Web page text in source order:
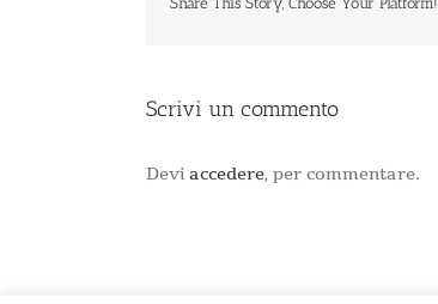
Scrivi un commento
Devi accedere, per commentare.